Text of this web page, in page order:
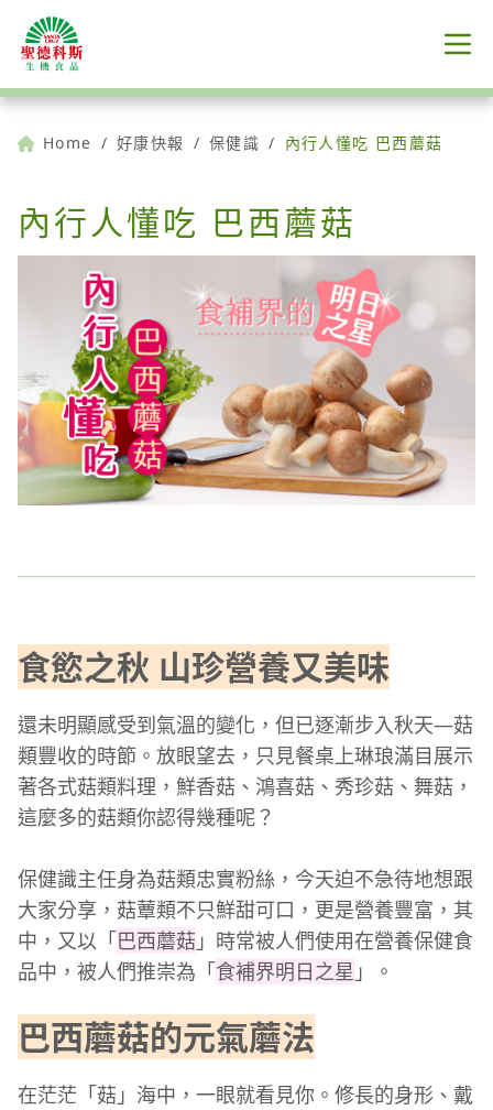
Home / 好康快報 / 保健識 / 內行人懂吃 巴西蘑菇
內行人懂吃 巴西蘑菇
食慾之秋 山珍營養又美味
還未明顯感受到氣溫的變化，但已逐漸步入秋天—菇
類豐收的時節。放眼望去，只見餐桌上琳琅滿目展示
著各式菇類料理，鮮香菇、鴻喜菇、秀珍菇、舞菇，
這麼多的菇類你認得幾種呢？
保健識主任身為菇類忠實粉絲，今天迫不急待地想跟
大家分享，菇蕈類不只鮮甜可口，更是營養豐富，其
中，又以「巴西蘑菇 」時常被人們使用在營養保健食
品中，被人們推崇為「食補界明日之星 」。
巴西蘑菇的元氣蘑法
在茫茫「菇」海中，一眼就看見你。修長的身形、戴